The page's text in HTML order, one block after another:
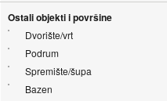
Ostali objekti i površine
Dvorište/vrt
Podrum
Spremište/šupa
Bazen